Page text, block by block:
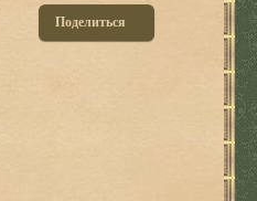
Поделиться